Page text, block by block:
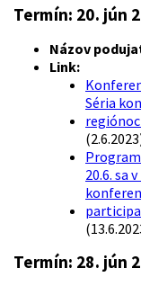
Termín: 20. jún
Názov
Link:
Séria
20.6. sa
Termín: 28. jún